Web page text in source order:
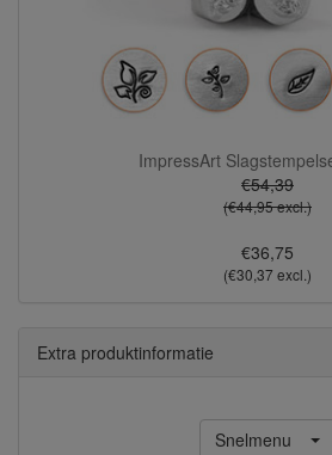
ImpressArt
€54,39
(€44,95 excl.)
€36,75
(€30,37 excl.)
Extra produktinformatie
Snelmenu